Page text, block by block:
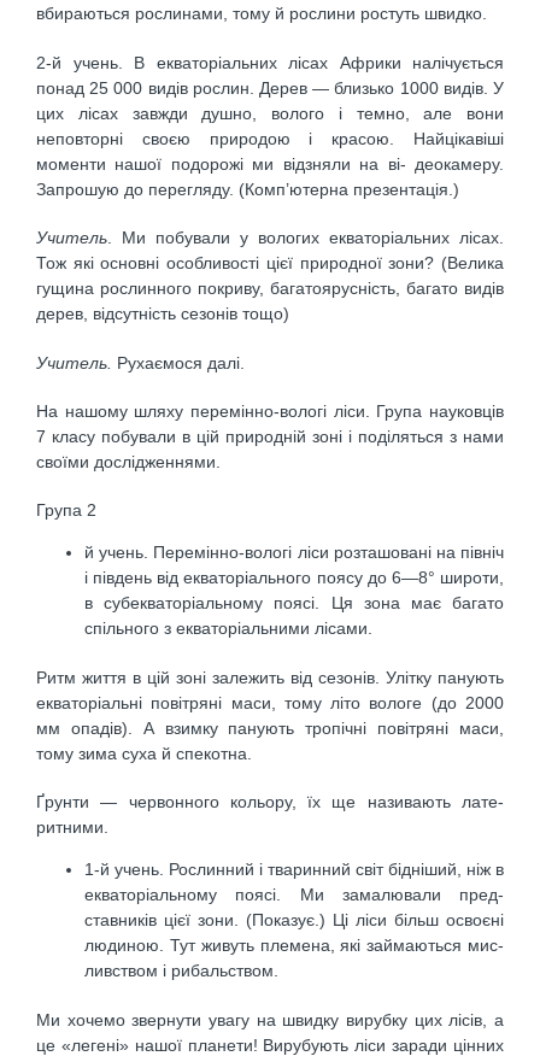
вбираються рослинами, тому й рослини ростуть швидко.
2-й учень. В екваторіальних лісах Африки налі­чується
понад 25 000 видів рослин. Дерев — близько 1000 видів. У
цих лісах завжди душно, волого і темно, але вони
неповторні своєю природою і красою. Най­цікавіші
моменти нашої подорожі ми відзняли на ві- деокамеру.
Запрошую до перегляду. (Комп’ютерна пре­зентація.)
Учитель. Ми побували у вологих екваторіальних лі­сах.
Тож які основні особливості цієї природної зони? (Велика
гущина рослинного покриву, багатоярусність, багато видів
дерев, відсутність сезонів тощо)
Учитель. Рухаємося далі.
На нашому шляху перемінно-вологі ліси. Група на­уковців
7 класу побували в цій природній зоні і поді­ляться з нами
своїми дослідженнями.
Група 2
й учень. Перемінно-вологі ліси розташовані на північ
і південь від екваторіального поясу до 6—8° ши­роти,
в субекваторіальному поясі. Ця зона має багато
спільного з екваторіальними лісами.
Ритм життя в цій зоні залежить від сезонів. Улітку па­нують
екваторіальні повітряні маси, тому літо вологе (до 2000
мм опадів). А взимку панують тропічні пові­тряні маси,
тому зима суха й спекотна.
Ґрунти — червонного кольору, їх ще називають лате­
ритними.
1-й учень. Рослинний і тваринний світ бідніший, ніж в
екваторіальному поясі. Ми замалювали пред­
ставників цієї зони. (Показує.) Ці ліси більш освоєні
людиною. Тут живуть племена, які займаються мис­
ливством і рибальством.
Ми хочемо звернути увагу на швидку вирубку цих лі­сів, а
це «легені» нашої планети! Вирубують ліси зара­ди цінних